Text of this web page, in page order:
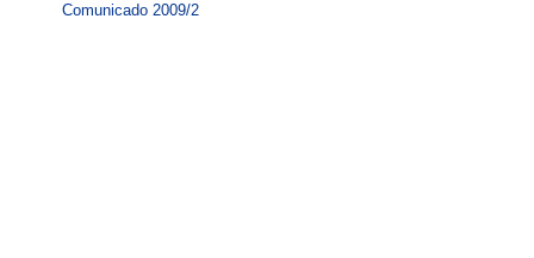
Comunicado 2009/2